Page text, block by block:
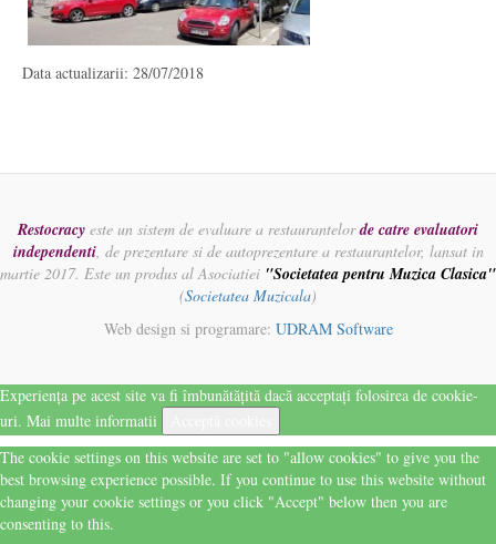
Data actualizarii: 28/07/2018
Restocracy este un sistem de evaluare a restaurantelorde catre evaluatori
independenti, de prezentare si de autoprezentare a restaurantelor, lansat in
martie 2017. Este un produs al Asociatiei "Societatea pentru Muzica Clasica"
(Societatea Muzicala)
Web design si programare: UDRAM Software
Experiența pe acest site va fi îmbunătățită dacă acceptați folosirea de cookie-
uri. Mai multe informatii
The cookie settings on this website are set to "allow cookies" to give you the
best browsing experience possible. If you continue to use this website without
changing your cookie settings or you click "Accept" below then you are
consenting to this.